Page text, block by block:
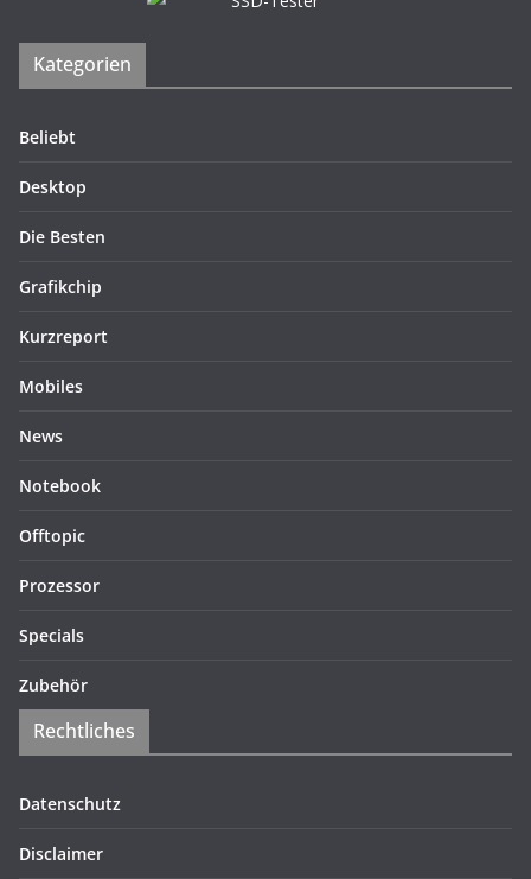
Kategorien
Beliebt
Desktop
Die Besten
Grafikchip
Kurzreport
Mobiles
News
Notebook
Offtopic
Prozessor
Specials
Zubehör
Rechtliches
Datenschutz
Disclaimer